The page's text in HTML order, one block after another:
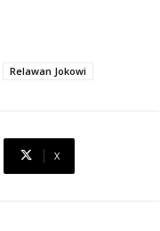
Relawan Jokowi
X